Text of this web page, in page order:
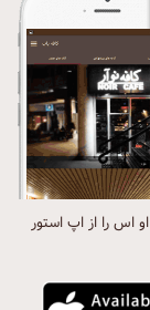
او اس را از اپ استور